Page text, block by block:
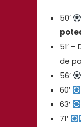
50′
51′
de
56′
60′
63′
71′